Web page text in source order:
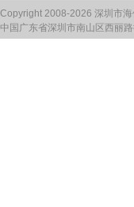
Copyright 2008-2026 深圳市
中国广东省深圳市南山区西丽